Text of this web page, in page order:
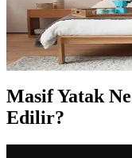
Masif yataklar doğal
estetikleriyle öne çıkar.
tarz dekorasyona uyum
Masif Yatak
Edilir?